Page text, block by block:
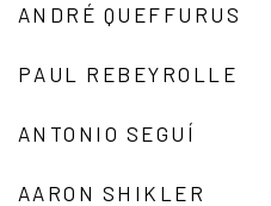
ANDRÉ QUEFFURUS
PAUL REBEYROLLE
ANTONIO SEGUÍ
AARON SHIKLER